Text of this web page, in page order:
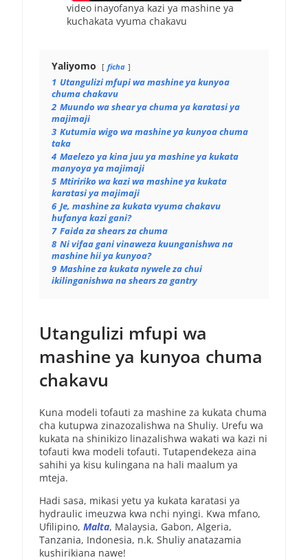
video inayofanya kazi ya mashine ya
kuchakata vyuma chakavu
Yaliyomo ficha
1 Utangulizi mfupi wa mashine ya kunyoa
chuma chakavu
2 Muundo wa shear ya chuma ya karatasi ya
majimaji
3 Kutumia wigo wa mashine ya kunyoa chuma
taka
4 Maelezo ya kina juu ya mashine ya kukata
manyoya ya majimaji
5 Mtiririko wa kazi wa mashine ya kukata
karatasi ya majimaji
6 Je, mashine za kukata vyuma chakavu
hufanya kazi gani?
7 Faida za shears za chuma
8 Ni vifaa gani vinaweza kuunganishwa na
mashine hii ya kunyoa?
9 Mashine za kukata nywele za chui
ikilinganishwa na shears za gantry
Utangulizi mfupi wa
mashine ya kunyoa chuma
chakavu
Kuna modeli tofauti za mashine za kukata chuma
cha kutupwa zinazozalishwa na Shuliy. Urefu wa
kukata na shinikizo linazalishwa wakati wa kazi ni
tofauti kwa modeli tofauti. Tutapendekeza aina
sahihi ya kisu kulingana na hali maalum ya
mteja.
Hadi sasa, mikasi yetu ya kukata karatasi ya
hydraulic imeuzwa kwa nchi nyingi. Kwa mfano,
Ufilipino, Malta, Malaysia, Gabon, Algeria,
Tanzania, Indonesia, n.k. Shuliy anatazamia
kushirikiana nawe!